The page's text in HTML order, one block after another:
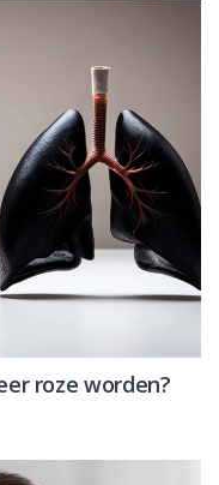
roze worden?